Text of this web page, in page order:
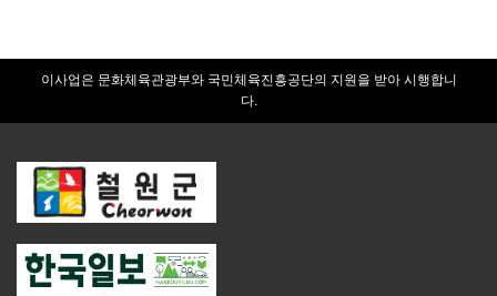
이사업은 문화체육관광부와 국민체육진흥공단의 지원을 받아 시행합니
다.